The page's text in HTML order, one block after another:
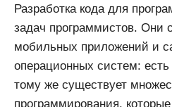
Разработка кода для
задач программистов. Они
мобильных приложений и
операционных систем: есть
тому же существует
программирования,